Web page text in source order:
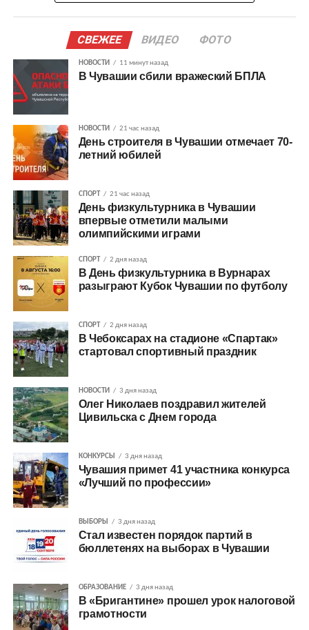
СВЕЖЕЕ ВИДЕО ФОТО
НОВОСТИ 11 минут назад
В Чувашии сбили вражеский БПЛА
НОВОСТИ 21 час назад
День строителя в Чувашии отмечает 70-
летний юбилей
СПОРТ 21 час назад
День физкультурника в Чувашии
впервые отметили малыми
олимпийскими играми
СПОРТ 2 дня назад
В День физкультурника в Вурнарах
разыграют Кубок Чувашии по футболу
СПОРТ 2 дня назад
В Чебоксарах на стадионе «Спартак»
стартовал спортивный праздник
НОВОСТИ 3 дня назад
Олег Николаев поздравил жителей
Цивильска с Днем города
КОНКУРСЫ 3 дня назад
Чувашия примет 41 участника конкурса
«Лучший по профессии»
ВЫБОРЫ 3 дня назад
Стал известен порядок партий в
бюллетенях на выборах в Чувашии
ОБРАЗОВАНИЕ 3 дня назад
В «Бригантине» прошел урок налоговой
грамотности